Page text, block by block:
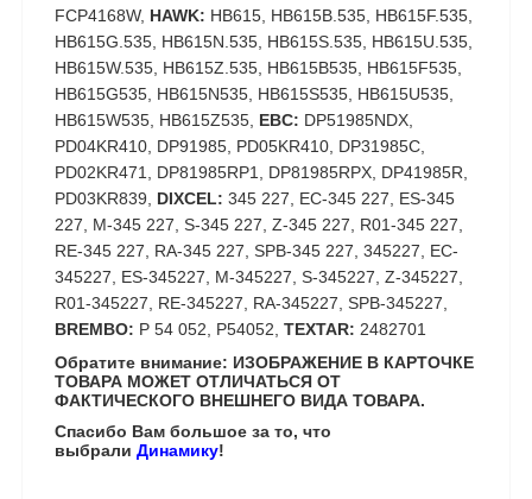
FCP4168W, HAWK: HB615, HB615B.535, HB615F.535,
HB615G.535, HB615N.535, HB615S.535, HB615U.535,
HB615W.535, HB615Z.535, HB615B535, HB615F535,
HB615G535, HB615N535, HB615S535, HB615U535,
HB615W535, HB615Z535, EBC: DP51985NDX,
PD04KR410, DP91985, PD05KR410, DP31985C,
PD02KR471, DP81985RP1, DP81985RPX, DP41985R,
PD03KR839, DIXCEL: 345 227, EC-345 227, ES-345
227, M-345 227, S-345 227, Z-345 227, R01-345 227,
RE-345 227, RA-345 227, SPB-345 227, 345227, EC-
345227, ES-345227, M-345227, S-345227, Z-345227,
R01-345227, RE-345227, RA-345227, SPB-345227,
BREMBO: P 54 052, P54052, TEXTAR: 2482701
Обратите внимание: ИЗОБРАЖЕНИЕ В КАРТОЧКЕ
ТОВАРА МОЖЕТ ОТЛИЧАТЬСЯ ОТ
ФАКТИЧЕСКОГО ВНЕШНЕГО ВИДА ТОВАРА.
Спасибо Вам большое за то, что
выбрали Динамику!